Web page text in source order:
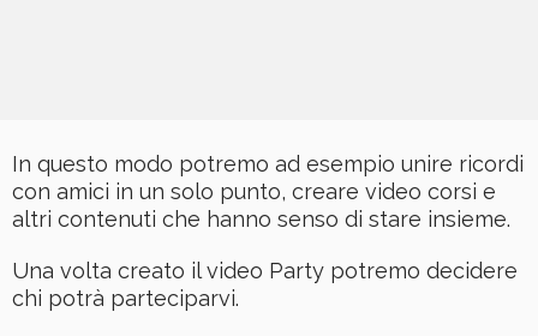
In questo modo potremo ad esempio unire ricordi
con amici in un solo punto, creare video corsi e
altri contenuti che hanno senso di stare insieme.
Una volta creato il video Party potremo decidere
chi potrà parteciparvi.